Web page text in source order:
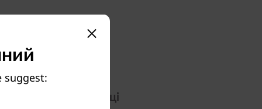
у будь-якому місці
suggest: